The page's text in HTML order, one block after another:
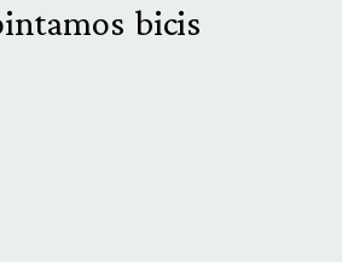
bicis